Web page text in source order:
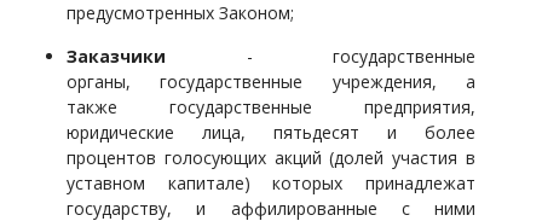
предусмотренных Законом;
Заказчики - государственные
органы, государственные учреждения, а
также государственные предприятия,
юридические лица, пятьдесят и более
процентов голосующих акций (долей участия в
уставном капитале) которых принадлежат
государству, и аффилированные с ними